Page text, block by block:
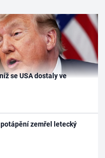
se USA dostaly ve
zemřel letecký